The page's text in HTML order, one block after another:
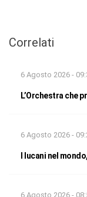
Correlati
6 Agosto 2026 -
L’Orchestra che
6 Agosto 2026 -
I lucani nel
6 Agosto 2026 -